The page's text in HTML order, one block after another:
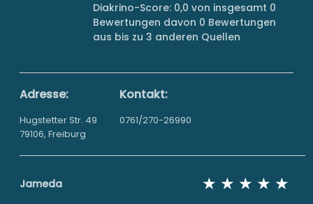
Diakrino-Score: 0,0 von insgesamt 0
Bewertungen davon 0 Bewertungen
aus bis zu 3 anderen Quellen
Adresse:
Hugstetter Str. 49
79106, Freiburg
Kontakt:
0761/270-26990
Jameda